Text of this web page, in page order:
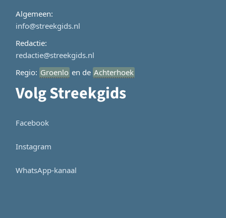
Algemeen:
info@streekgids.nl
Redactie:
redactie@streekgids.nl
Regio: Groenlo en de Achterhoek
Volg Streekgids
Facebook
Instagram
WhatsApp-kanaal